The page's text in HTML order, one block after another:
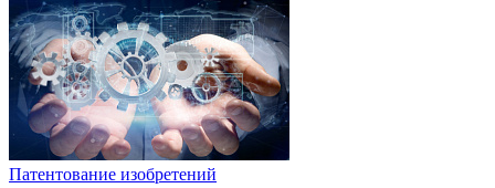
Патентование изобретений